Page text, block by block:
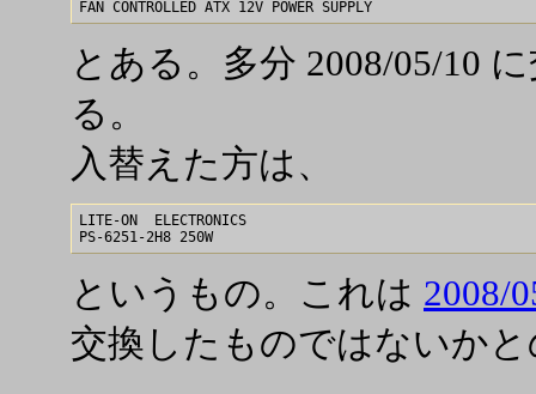
とある。多分 2008/05/10
る。
入替えた方は、
LITE-ON  ELECTRONICS
というもの。これは 2008/
交換したものではないか